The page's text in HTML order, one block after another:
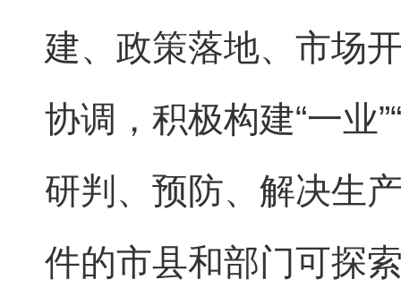
建、政策落地、市场
协调，积极构建“一业
研判、预防、解决生
件的市县和部门可探